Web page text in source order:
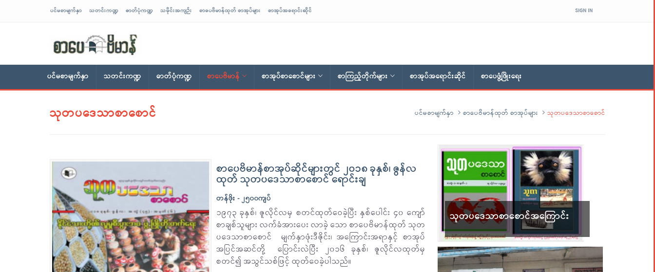
ပင်မစာမျက်နှာ သတင်းကဏ္ဍ ဓာတ်ပုံကဏ္ဍ သမိုင်းအကျဉ်း စာပေဗိမာန်ထုတ် စာအုပ်များ စာအုပ်အရောင်းဆိုင် SIGN IN
ပင်မစာမျက်နှာ သတင်းကဏ္ဍ ဓာတ်ပုံကဏ္ဍ စာပေဗိမာန် စာအုပ်စာစောင်များ စာကြည့်တိုက်များ စာအုပ်အရောင်းဆိုင် စာပေဖွံ့ဖြိုးရေး
သုတပဒေသာစာစောင် ပင်မစာမျက်နှာ စာပေဗိမာန်ထုတ် စာအုပ်များ သုတပဒေသာစာစောင်
စာပေဗိမာန်စာအုပ်ဆိုင်များတွင် ၂၀၁၈ ခုနှစ်၊ ဇွန်လ
ထုတ် သုတပဒေသာစာစောင် ရောင်းချ
တန်ဖိုး - ၂၅၀၀ကျပ်
၁၉၇၃ ခုနှစ်၊ ဇူလိုင်လမှ စတင်ထုတ်ဝေခဲ့ပြီး နှစ်ပေါင်း ၄၀ ကျော်
စာချစ်သူများ လက်ခံအားပေး လာခဲ့ သော စာပေဗိမာန်ထုတ် သုတ
ပဒေသာစာစောင် မျက်နှာဖုံးဒီဇိုင်း၊ အကြောင်းအရာနှင့် စာအုပ်
အပြင်အဆင်တို့ ပြောင်းလဲပြီး ၂၀၁၆ ခုနှစ်၊ ဇူလိုင်လထုတ်မှ
စတင်၍ အသွင်သစ်ဖြင့် ထုတ်ဝေခဲ့ပါသည်။
သုတပဒေသာစာစောင်အကြောင်း